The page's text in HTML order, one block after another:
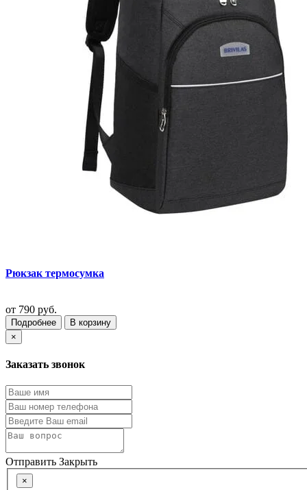
Рюкзак термосумка
от 790 руб.
Подробнее
В корзину
×
Заказать звонок
Отправить Закрыть
×